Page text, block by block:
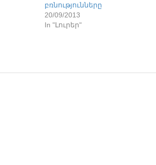
բռնությունները
20/09/2013
In "Լուրեր"